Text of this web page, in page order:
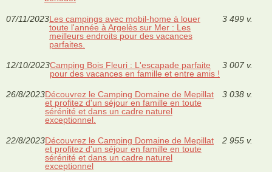
07/11/2023Les campings avec mobil-home à louer
toute l'année à Argelès sur Mer : Les
meilleurs endroits pour des vacances
parfaites.
3 499 v.
12/10/2023Camping Bois Fleuri : L'escapade parfaite
pour des vacances en famille et entre amis !
3 007 v.
26/8/2023Découvrez le Camping Domaine de Mepillat
et profitez d'un séjour en famille en toute
sérénité et dans un cadre naturel
exceptionnel.
3 038 v.
22/8/2023Découvrez le Camping Domaine de Mepillat
et profitez d'un séjour en famille en toute
sérénité et dans un cadre naturel
exceptionnel
2 955 v.